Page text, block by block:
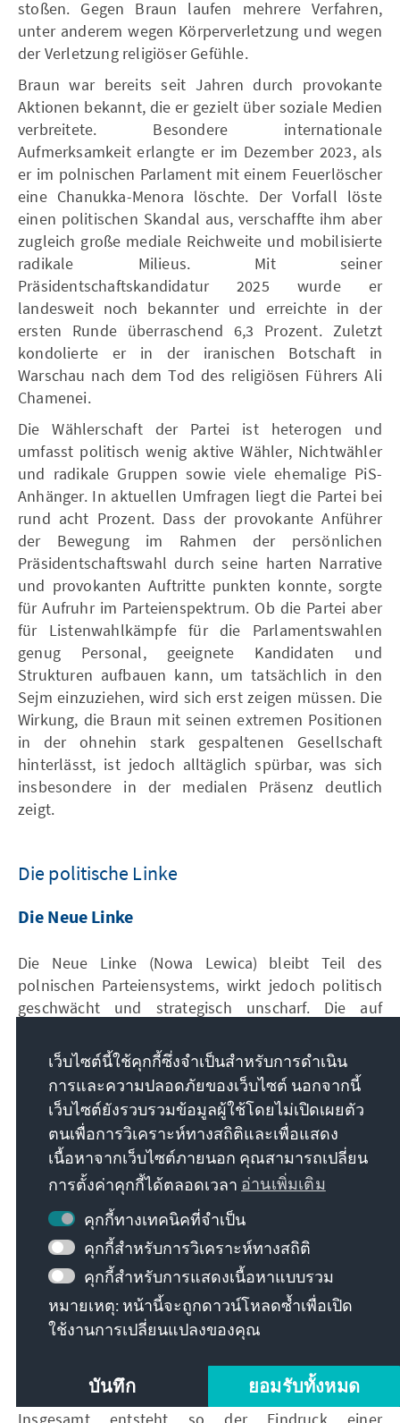
stoßen. Gegen Braun laufen mehrere Verfahren,
unter anderem wegen Körperverletzung und wegen
der Verletzung religiöser Gefühle.
Braun war bereits seit Jahren durch provokante
Aktionen bekannt, die er gezielt über soziale Medien
verbreitete. Besondere internationale
Aufmerksamkeit erlangte er im Dezember 2023, als
er im polnischen Parlament mit einem Feuerlöscher
eine Chanukka-Menora löschte. Der Vorfall löste
einen politischen Skandal aus, verschaffte ihm aber
zugleich große mediale Reichweite und mobilisierte
radikale Milieus. Mit seiner
Präsidentschaftskandidatur 2025 wurde er
landesweit noch bekannter und erreichte in der
ersten Runde überraschend 6,3 Prozent. Zuletzt
kondolierte er in der iranischen Botschaft in
Warschau nach dem Tod des religiösen Führers Ali
Chamenei.
Die Wählerschaft der Partei ist heterogen und
umfasst politisch wenig aktive Wähler, Nichtwähler
und radikale Gruppen sowie viele ehemalige PiS-
Anhänger. In aktuellen Umfragen liegt die Partei bei
rund acht Prozent. Dass der provokante Anführer
der Bewegung im Rahmen der persönlichen
Präsidentschaftswahl durch seine harten Narrative
und provokanten Auftritte punkten konnte, sorgte
für Aufruhr im Parteienspektrum. Ob die Partei aber
für Listenwahlkämpfe für die Parlamentswahlen
genug Personal, geeignete Kandidaten und
Strukturen aufbauen kann, um tatsächlich in den
Sejm einzuziehen, wird sich erst zeigen müssen. Die
Wirkung, die Braun mit seinen extremen Positionen
in der ohnehin stark gespaltenen Gesellschaft
hinterlässt, ist jedoch alltäglich spürbar, was sich
insbesondere in der medialen Präsenz deutlich
zeigt.
Die politische Linke
Die Neue Linke
Die Neue Linke (Nowa Lewica) bleibt Teil des
polnischen Parteiensystems, wirkt jedoch politisch
geschwächt und strategisch unscharf. Die auf
wird derzeit von einem alleinigen Vorsitzenden
geführt: Włodzimierz Czarzasty. Mit seiner
politischen Sozialisation in der
postkommunistischen Linken steht er für personelle
Kontinuität innerhalb einer Formation, die historisch
in der Nachfolge der ehemaligen Staatspartei PZPR
steht. Eine klare programmatische und symbolische
Loslösung von diesen Wurzeln ist bislang nur
begrenzt gelungen, was die Entwicklung einer
glaubwürdigen „neuen Linken“ erschwert.
Strukturell fehlt es der Partei an sichtbarem
Generationenwechsel und neuen Führungsfiguren.
Auffällig ist zudem, dass erneut keine Frau an der
Kraft, die sich programmatisch stark auf
Gleichstellungs- und progressive Themen beruft.
Insgesamt entsteht so der Eindruck einer
เว็บไซต์นี้ใช้คุกกี้ซึ่งจำเป็นสำหรับการดำเนิน
การและความปลอดภัยของเว็บไซต์ นอกจากนี้
เว็บไซต์ยังรวบรวมข้อมูลผู้ใช้โดยไม่เปิดเผยตัว
ตนเพื่อการวิเคราะห์ทางสถิติและเพื่อแสดง
เนื้อหาจากเว็บไซต์ภายนอก คุณสามารถเปลี่ยน
การตั้งค่าคุกกี้ได้ตลอดเวลา อ่านเพิ่มเติม
คุกกี้ทางเทคนิคที่จำเป็น
คุกกี้สำหรับการวิเคราะห์ทางสถิติ
คุกกี้สำหรับการแสดงเนื้อหาแบบรวม
หมายเหตุ: หน้านี้จะถูกดาวน์โหลดซ้ำเพื่อเปิด
ใช้งานการเปลี่ยนแปลงของคุณ
บันทึก ยอมรับทั้งหมด